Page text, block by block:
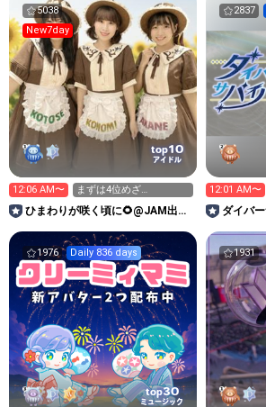
5038
New7day
top10
アイドル
12:06 AM〜
まずは4位めざ
す！！！！！🔥🔥🔥🔥🔥
ひまわりが咲く頃に🌻@JAM出演
2837
12:01 AM〜
ダイバ
1976 Daily 836 days
top30
ミュージック
1931